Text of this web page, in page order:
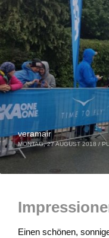
veramair
MONTAG, 27 AUGUST 2018 /
Einen schönen,